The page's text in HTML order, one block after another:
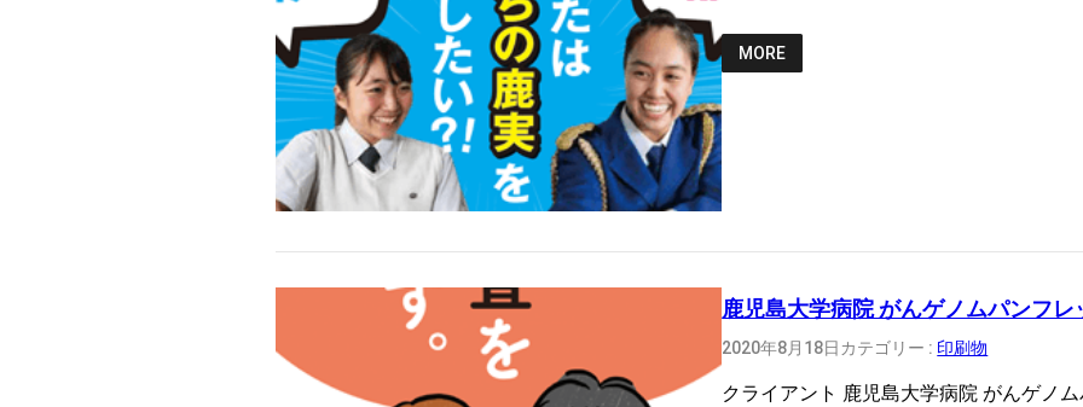
MORE
鹿児島大学病院 がんゲノムパンフレ
2020年8月18日 カテゴリー : 印刷物
クライアント 鹿児島大学病院 がんゲノ